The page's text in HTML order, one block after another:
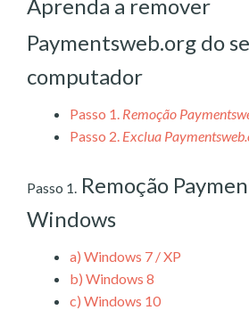
Aprenda a remover
Paymentsweb.org do
computador
Passo 1. Remoção
Passo 2. Exclua
Passo 1. Remoção
Windows
a) Windows 7 / XP
b) Windows 8
c) Windows 10